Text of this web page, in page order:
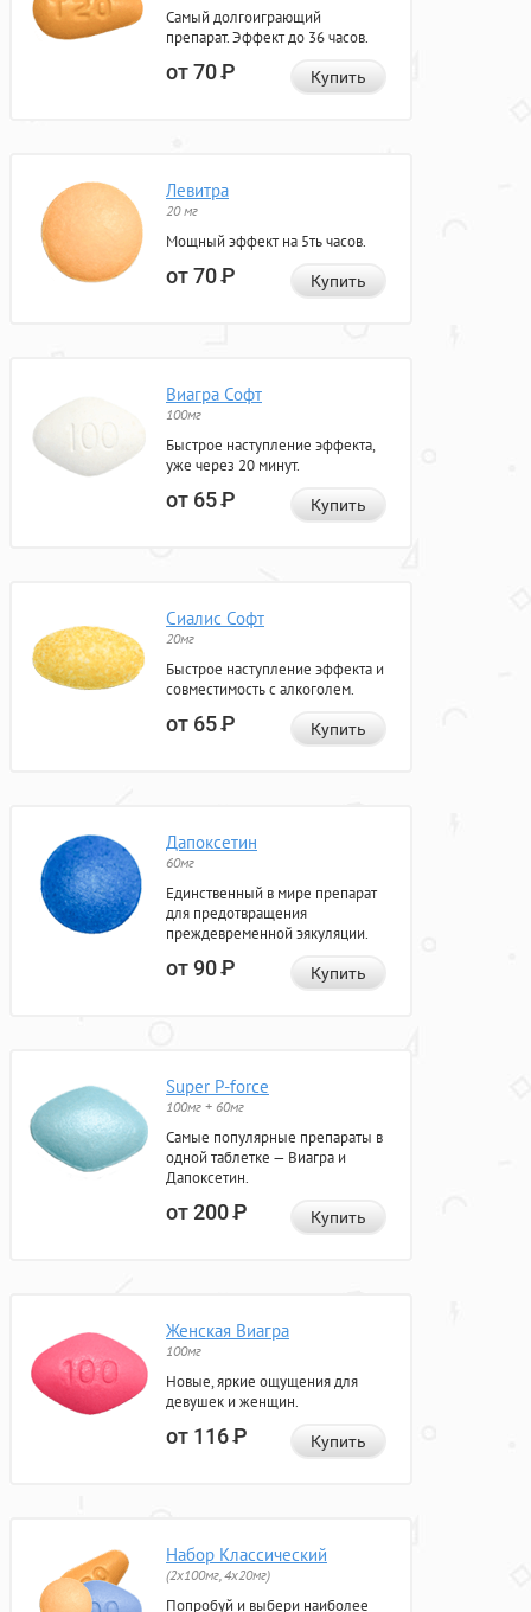
Самый долгоиграющий
препарат. Эффект до 36 часов.
от 70Р Купить
Левитра
20 мг
Мощный эффект на 5ть часов.
от 70Р Купить
Виагра Софт
100мг
Быстрое наступление эффекта,
уже через 20 минут.
от 65Р Купить
Сиалис Софт
20мг
Быстрое наступление эффекта и
совместимость с алкоголем.
от 65Р Купить
Дапоксетин
60мг
Единственный в мире препарат
для предотвращения
преждевременной эякуляции.
от 90Р Купить
Super P-force
100мг + 60мг
Самые популярные препараты в
одной таблетке — Виагра и
Дапоксетин.
от 200Р Купить
Женская Виагра
100мг
Новые, яркие ощущения для
девушек и женщин.
от 116Р Купить
Набор Классический
(2x100мг, 4x20мг)
Попробуй и выбери наиболее